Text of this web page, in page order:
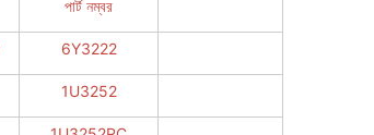
পার্ট নম্বর
6Y3222
1U3252